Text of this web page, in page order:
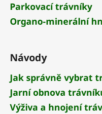
Parkovací trávníky
Organo-minerální
Návody
Jak správně vybrat
Jarní obnova
Výživa a hnojení